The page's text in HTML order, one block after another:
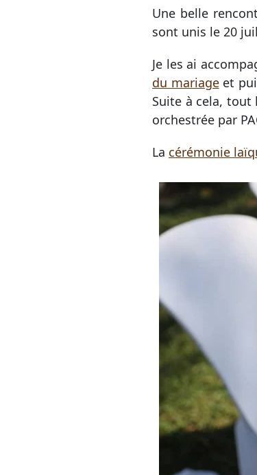
Une belle
sont unis le 20
Je les ai
du mariageet
Suite à cela,
orchestrée par
La cérémonie